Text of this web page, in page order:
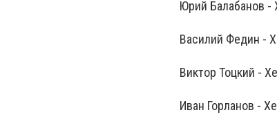
Юрий Балабанов -
Василий Федин -
Виктор Тоцкий -
Иван Горланов -